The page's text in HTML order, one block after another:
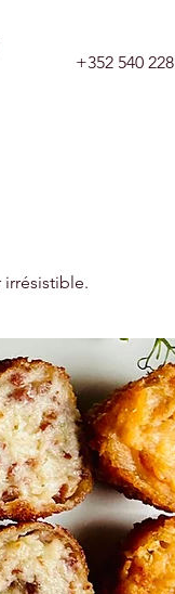
+352 540 228